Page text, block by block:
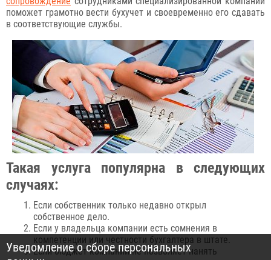
поможет грамотно вести бухучет и своевременно его сдавать
в соответствующие службы.
Такая услуга популярна в следующих
случаях:
Если собственник только недавно открыл
собственное дело.
Если у владельца компании есть сомнения в
компетенции или честности бухгалтера в штате.
Если бюджет компании не позволяет нанять
Уведомление о сборе персональных